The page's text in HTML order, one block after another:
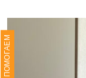
ПОМОГАЕМ